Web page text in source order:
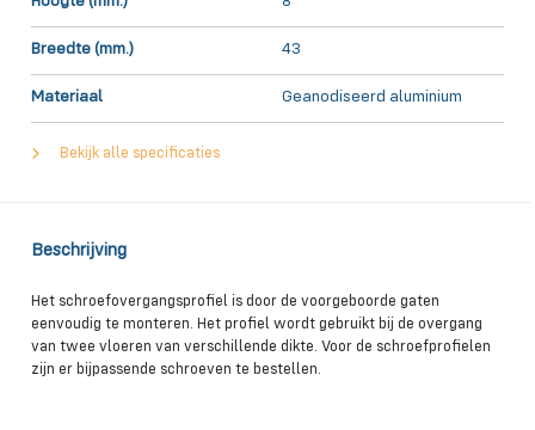
Breedte (mm.) 43
Materiaal Geanodiseerd aluminium
Bekijk alle specificaties
Beschrijving
Het schroefovergangsprofiel is door de voorgeboorde gaten
eenvoudig te monteren. Het profiel wordt gebruikt bij de overgang
van twee vloeren van verschillende dikte. Voor de schroefprofielen
zijn er bijpassende schroeven te bestellen.